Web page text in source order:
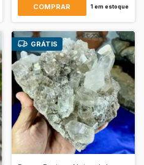
1 em estoque
GRÁTIS